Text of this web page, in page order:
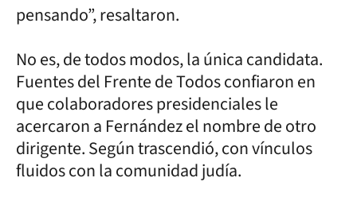
pensando”, resaltaron.
No es, de todos modos, la única candidata.
Fuentes del Frente de Todos confiaron en
que colaboradores presidenciales le
acercaron a Fernández el nombre de otro
dirigente. Según trascendió, con vínculos
fluidos con la comunidad judía.